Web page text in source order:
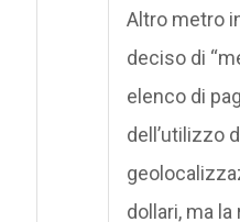
Altro metro
deciso di
elenco di
dell’utilizzo
dollari, ma